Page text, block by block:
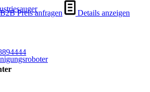
Preis anfragen Details anzeigen